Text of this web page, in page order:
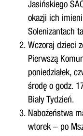
Jasińskiego
okazji ich
Solenizantach
Wczoraj dzieci
Pierwszą
poniedziałek,
środę o godz.
Biały Tydzień.
Nabożeństwa
wtorek – po